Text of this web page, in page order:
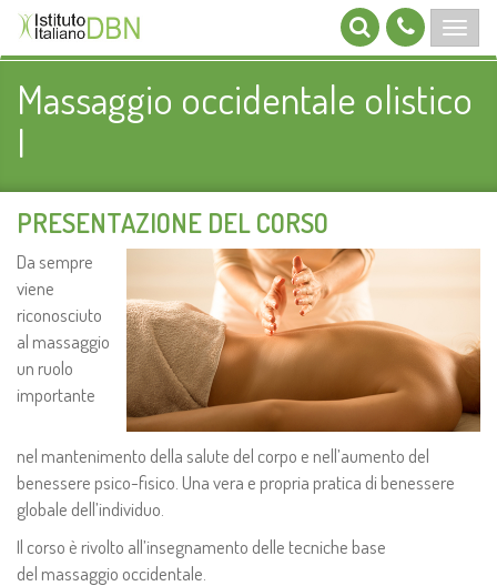
Massaggio occidentale olistico
I
PRESENTAZIONE DEL CORSO
Da sempre
viene
riconosciuto
al massaggio
un ruolo
importante
nel mantenimento della salute del corpo e nell’aumento del
benessere psico-fisico. Una vera e propria pratica di benessere
globale dell’individuo.
Il corso è rivolto all’insegnamento delle tecniche base
del massaggio occidentale.